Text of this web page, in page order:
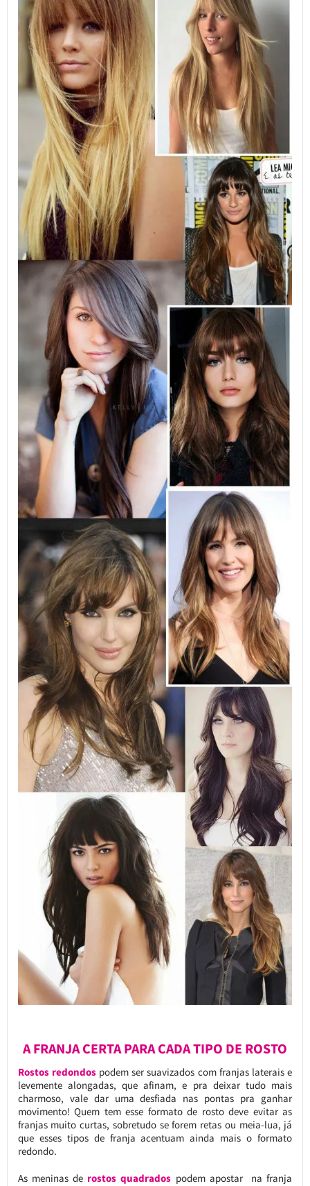
A FRANJA CERTA PARA CADA TIPO DE ROSTO
Rostos redondospodem ser suavizados com franjas laterais e
levemente alongadas, que afinam, e pra deixar tudo mais
charmoso, vale dar uma desfiada nas pontas pra ganhar
movimento! Quem tem esse formato de rosto deve evitar as
franjas muito curtas, sobretudo se forem retas ou meia-lua, já
que esses tipos de franja acentuam ainda mais o formato
redondo.
As meninas de rostos quadrados podem apostar na franja